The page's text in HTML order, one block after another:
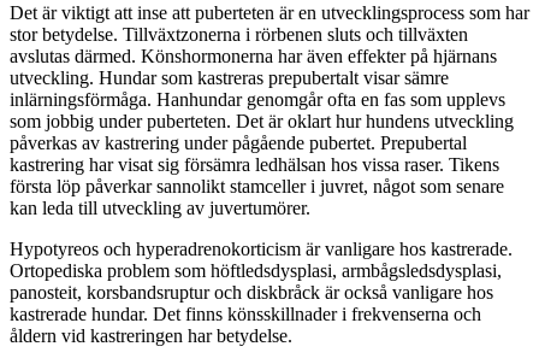
Det är viktigt att inse att puberteten är en utvecklingsprocess som har
stor betydelse. Tillväxtzonerna i rörbenen sluts och tillväxten
avslutas därmed. Könshormonerna har även effekter på hjärnans
utveckling. Hundar som kastreras prepubertalt visar sämre
inlärningsförmåga. Hanhundar genomgår ofta en fas som upplevs
som jobbig under puberteten. Det är oklart hur hundens utveckling
påverkas av kastrering under pågående pubertet. Prepubertal
kastrering har visat sig försämra ledhälsan hos vissa raser. Tikens
första löp påverkar sannolikt stamceller i juvret, något som senare
kan leda till utveckling av juvertumörer.
Hypotyreos och hyperadrenokorticism är vanligare hos kastrerade.
Ortopediska problem som höftledsdysplasi, armbågsledsdysplasi,
panosteit, korsbandsruptur och diskbråck är också vanligare hos
kastrerade hundar. Det finns könsskillnader i frekvenserna och
åldern vid kastreringen har betydelse.